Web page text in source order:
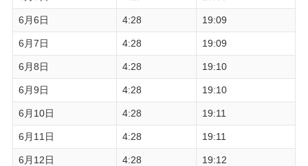
6月6日 4:28 19:09
6月7日 4:28 19:09
6月8日 4:28 19:10
6月9日 4:28 19:10
6月10日 4:28 19:11
6月11日 4:28 19:11
6月12日 4:28 19:12